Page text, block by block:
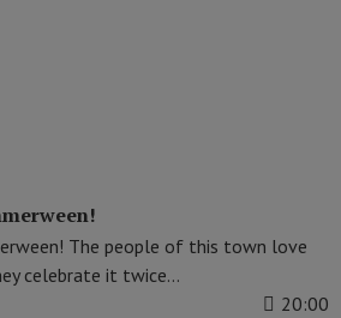
The people of this town love
celebrate it twice…
20:00